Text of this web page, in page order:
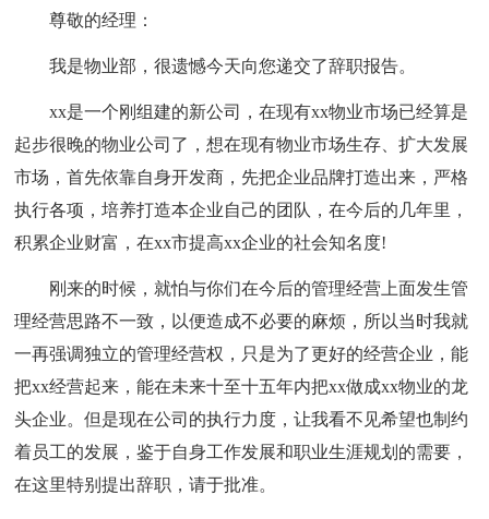
尊敬的经理：
我是物业部，很遗憾今天向您递交了辞职报告。
xx是一个刚组建的新公司，在现有xx物业市场已经算是
起步很晚的物业公司了，想在现有物业市场生存、扩大发展
市场，首先依靠自身开发商，先把企业品牌打造出来，严格
执行各项，培养打造本企业自己的团队，在今后的几年里，
积累企业财富，在xx市提高xx企业的社会知名度!
刚来的时候，就怕与你们在今后的管理经营上面发生管
理经营思路不一致，以便造成不必要的麻烦，所以当时我就
一再强调独立的管理经营权，只是为了更好的经营企业，能
把xx经营起来，能在未来十至十五年内把xx做成xx物业的龙
头企业。但是现在公司的执行力度，让我看不见希望也制约
着员工的发展，鉴于自身工作发展和职业生涯规划的需要，
在这里特别提出辞职，请于批准。